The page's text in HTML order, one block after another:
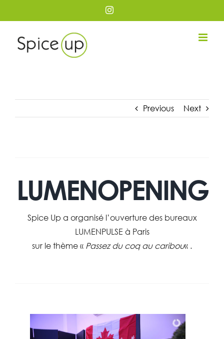
au
contenu
Instagram
Previous Next
LUMENOPENING
Spice Up a organisé l’ouverture des bureaux
LUMENPULSE à Paris
sur le thème « Passez du coq au caribou« .